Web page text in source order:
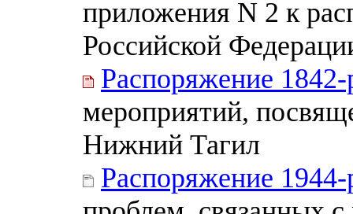
приложения N 2 к
Российской
Распоряжение 1842-
мероприятий,
Нижний Тагил
Распоряжение 1944-